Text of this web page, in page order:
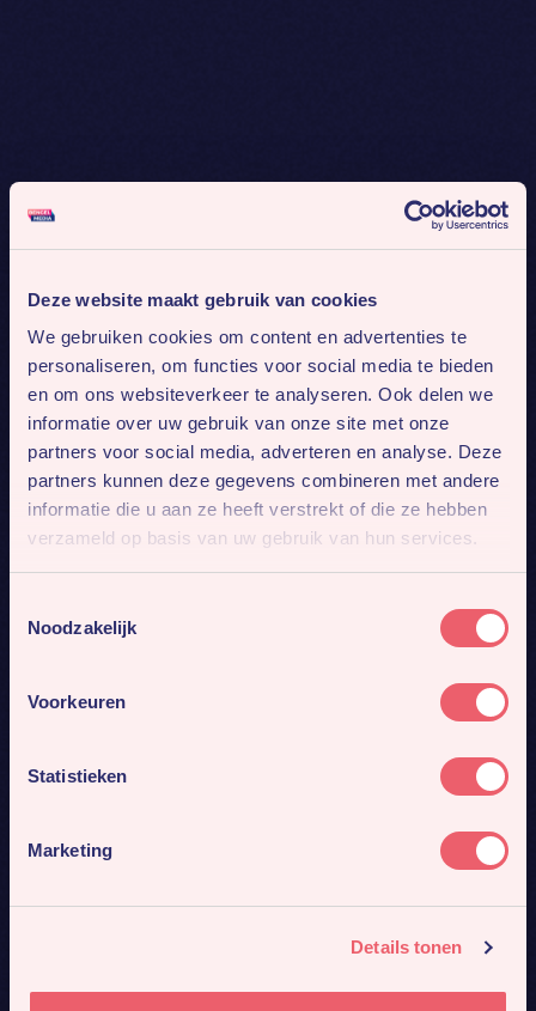
Deze website maakt gebruik van cookies
We gebruiken cookies om content en advertenties te
personaliseren, om functies voor social media te bieden
en om ons websiteverkeer te analyseren. Ook delen we
informatie over uw gebruik van onze site met onze
partners voor social media, adverteren en analyse. Deze
partners kunnen deze gegevens combineren met andere
informatie die u aan ze heeft verstrekt of die ze hebben
verzameld op basis van uw gebruik van hun services.
Noodzakelijk
Voorkeuren
Statistieken
Marketing
Details tonen